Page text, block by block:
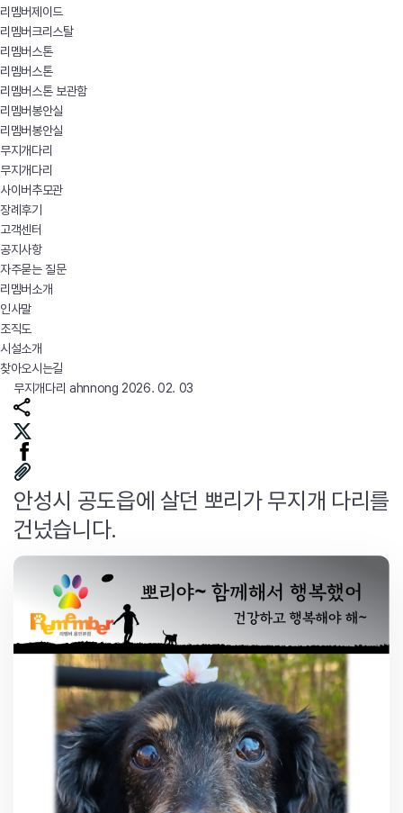
리멤버제이드
리멤버크리스탈
리멤버스톤
리멤버스톤
리멤버스톤 보관함
리멤버봉안실
리멤버봉안실
무지개다리
무지개다리
사이버추모관
장례후기
고객센터
공지사항
자주묻는 질문
리멤버소개
인사말
조직도
시설소개
찾아오시는길
무지개다리 ahnnong 2026. 02. 03
안성시 공도읍에 살던 뽀리가 무지개 다리를
건넜습니다.